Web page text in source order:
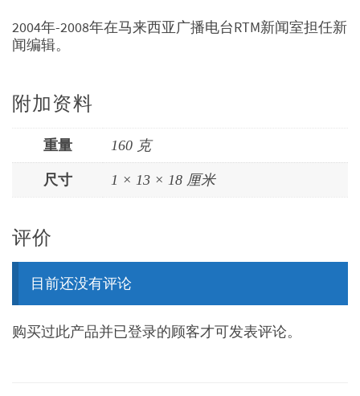
2004年-2008年在马来西亚广播电台RTM新闻室担任新
闻编辑。
附加资料
重量 160 克
尺寸 1 × 13 × 18 厘米
评价
目前还没有评论
购买过此产品并已登录的顾客才可发表评论。